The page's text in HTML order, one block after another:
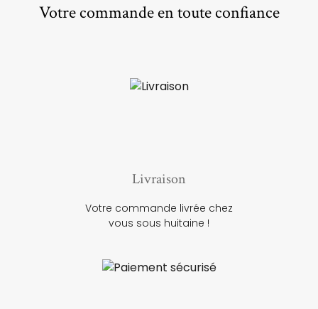
Votre commande en toute confiance
Livraison
Votre commande livrée chez
vous sous huitaine !